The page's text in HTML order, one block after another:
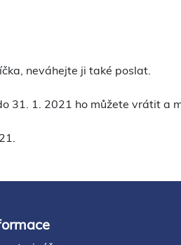
neváhejte ji také poslat.
31. 1. 2021 ho můžete vrátit a